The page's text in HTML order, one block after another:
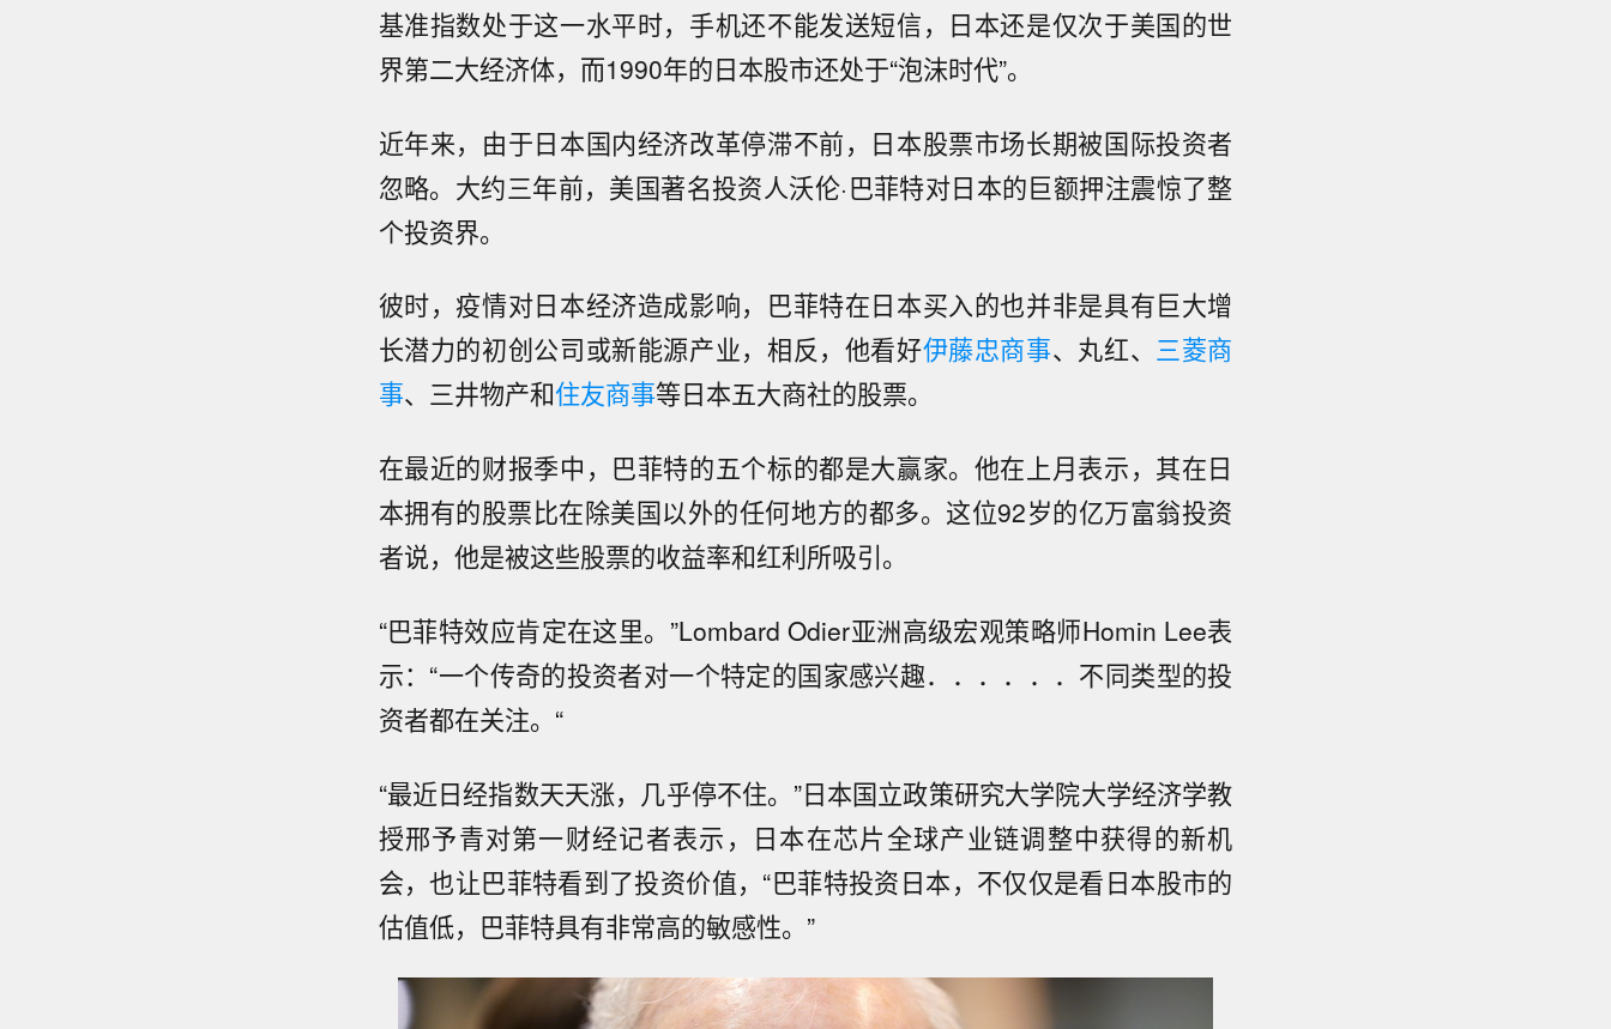
基准指数处于这一水平时，手机还不能发送短信，日本还是仅次于美国的世
界第二大经济体，而1990年的日本股市还处于“泡沫时代”。
近年来，由于日本国内经济改革停滞不前，日本股票市场长期被国际投资者
忽略。大约三年前，美国著名投资人沃伦·巴菲特对日本的巨额押注震惊了整
个投资界。
彼时，疫情对日本经济造成影响，巴菲特在日本买入的也并非是具有巨大增
长潜力的初创公司或新能源产业，相反，他看好伊藤忠商事、丸红、 三菱商
事、三井物产和住友商事等日本五大商社的股票。
在最近的财报季中，巴菲特的五个标的都是大赢家。他在上月表示，其在日
本拥有的股票比在除美国以外的任何地方的都多。这位92岁的亿万富翁投资
者说，他是被这些股票的收益率和红利所吸引。
“巴菲特效应肯定在这里。”Lombard Odier亚洲高级宏观策略师Homin Lee表
示：“一个传奇的投资者对一个特定的国家感兴趣．．．．．．不同类型的投
资者都在关注。“
“最近日经指数天天涨，几乎停不住。”日本国立政策研究大学院大学经济学教
授邢予青对第一财经记者表示，日本在芯片全球产业链调整中获得的新机
会，也让巴菲特看到了投资价值，“巴菲特投资日本，不仅仅是看日本股市的
估值低，巴菲特具有非常高的敏感性。”